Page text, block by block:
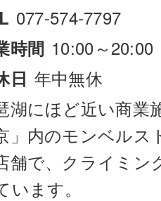
077-574-7797
時間 10:00～20:00
日 年中無休
湖にほど近い商業
」内のモンベルス
舗で、クライミン
います。